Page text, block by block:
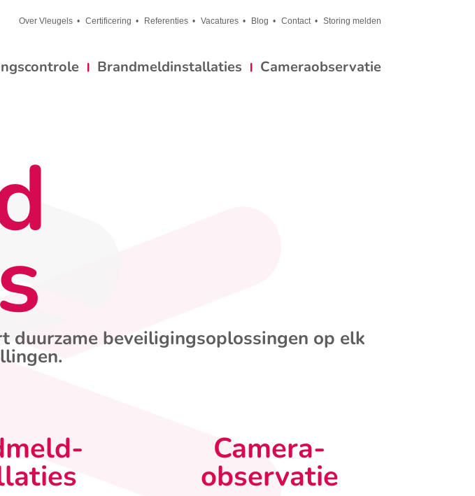
Over Vleugels Certificering Referenties Vacatures Blog Contact Storing melden
Brandmeldinstallaties Cameraobservatie
beveiligingsoplossingen op elk
Camera-
observatie